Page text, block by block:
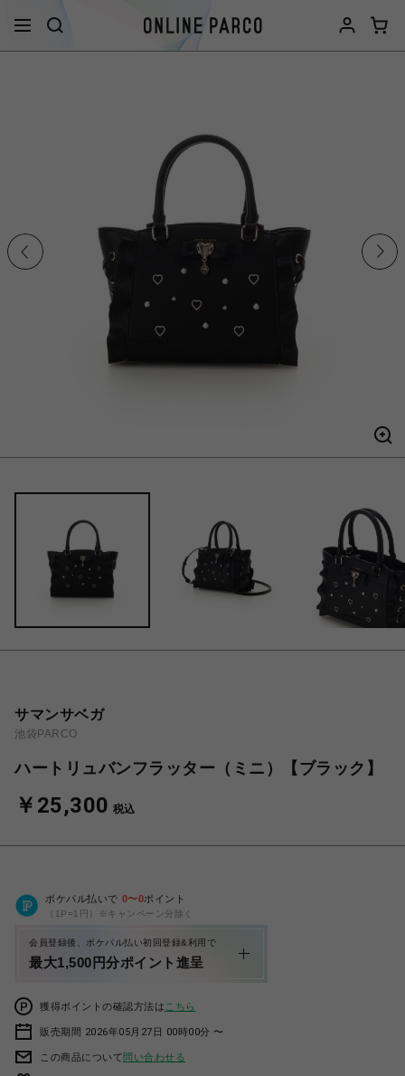
サマンサベガ
池袋PARCO
ハートリュバンフラッター（ミニ）【ブラック】
￥25,300 税込
ポケパル払いで 0〜0ポイント
（1P=1円）※キャンペーン分除く
会員登録後、ポケパル払い初回登録&利用で
最大1,500円分ポイント進呈
獲得ポイントの確認方法は こちら
販売期間 2026年05月27日 00時00分 〜
この商品について問い合わせる